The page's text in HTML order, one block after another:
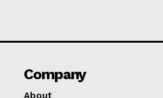
Company
About